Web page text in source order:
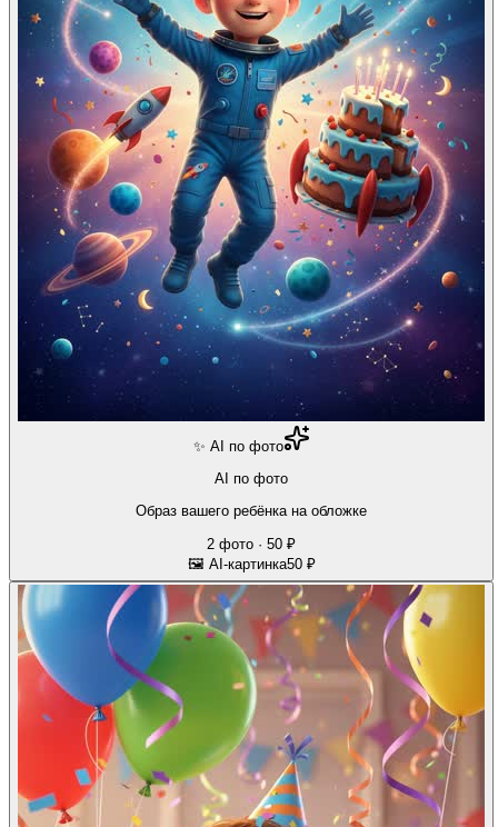
✨ AI по фото
AI по фото
Образ вашего ребёнка на обложке
2 фото · 50 ₽
🖼 AI-картинка50 ₽